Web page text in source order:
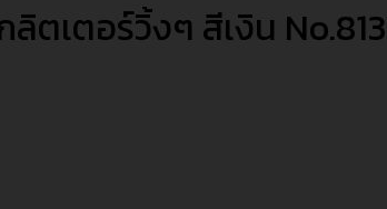
ตเตอร์วิ้งๆ สีเงิน